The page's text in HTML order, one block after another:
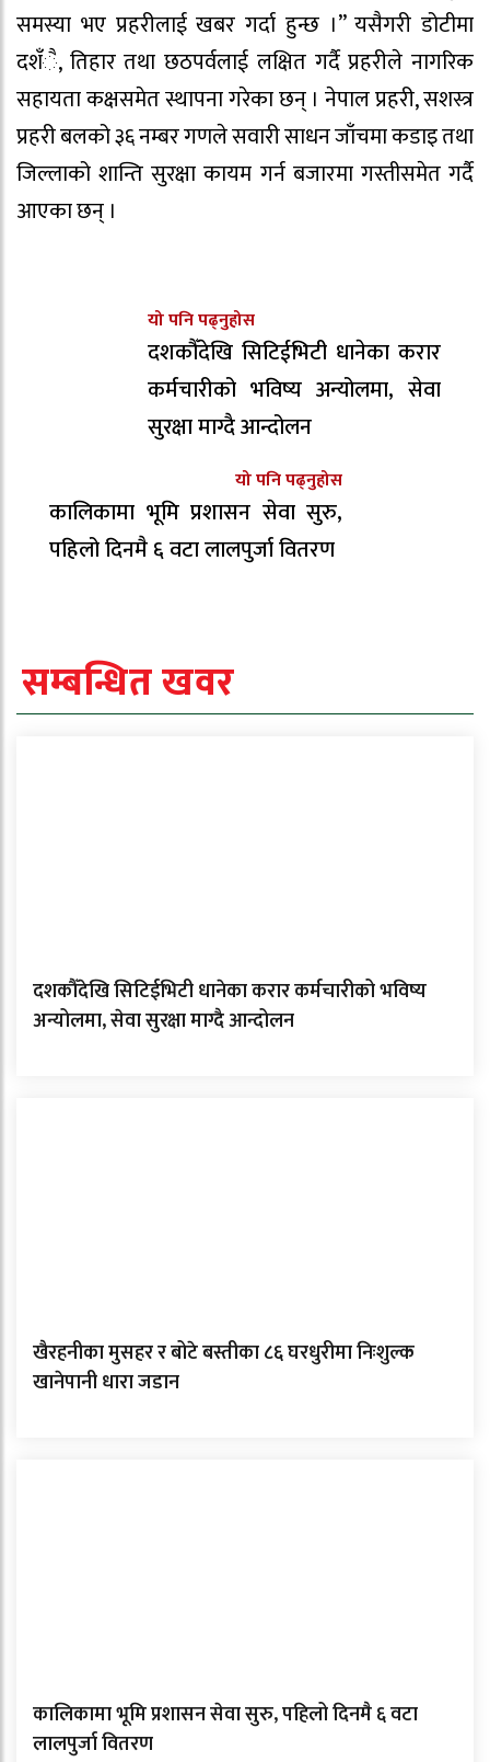
समस्या भए प्रहरीलाई खबर गर्दा हुन्छ ।” यसैगरी डोटीमा
दशँै, तिहार तथा छठपर्वलाई लक्षित गर्दै प्रहरीले नागरिक
सहायता कक्षसमेत स्थापना गरेका छन् । नेपाल प्रहरी, सशस्त्र
प्रहरी बलको ३६ नम्बर गणले सवारी साधन जाँचमा कडाइ तथा
जिल्लाको शान्ति सुरक्षा कायम गर्न बजारमा गस्तीसमेत गर्दै
आएका छन् ।
यो पनि पढ्नुहोस
दशकौँदेखि सिटिईभिटी धानेका करार
कर्मचारीको भविष्य अन्योलमा, सेवा
सुरक्षा माग्दै आन्दोलन
यो पनि पढ्नुहोस
कालिकामा भूमि प्रशासन सेवा सुरु,
पहिलो दिनमै ६ वटा लालपुर्जा वितरण
सम्बन्धित खवर
दशकौँदेखि सिटिईभिटी धानेका करार कर्मचारीको भविष्य
अन्योलमा, सेवा सुरक्षा माग्दै आन्दोलन
खैरहनीका मुसहर र बोटे बस्तीका ८६ घरधुरीमा निःशुल्क
खानेपानी धारा जडान
कालिकामा भूमि प्रशासन सेवा सुरु, पहिलो दिनमै ६ वटा
लालपुर्जा वितरण